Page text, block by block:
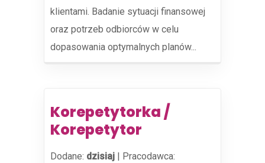
klientami. Badanie sytuacji finansowej
oraz potrzeb odbiorców w celu
dopasowania optymalnych planów...
Korepetytorka /
Korepetytor
Dodane: dzisiaj | Pracodawca: